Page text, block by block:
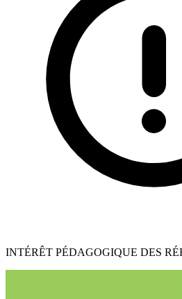
INTÉRÊT PÉDAGOGIQUE DES